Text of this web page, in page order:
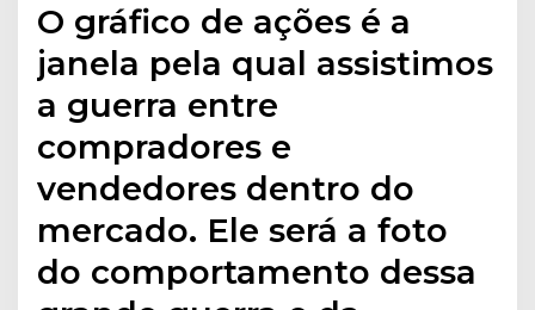
O gráfico de ações é a
janela pela qual assistimos
a guerra entre
compradores e
vendedores dentro do
mercado. Ele será a foto
do comportamento dessa